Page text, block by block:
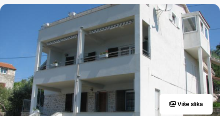
Više slika